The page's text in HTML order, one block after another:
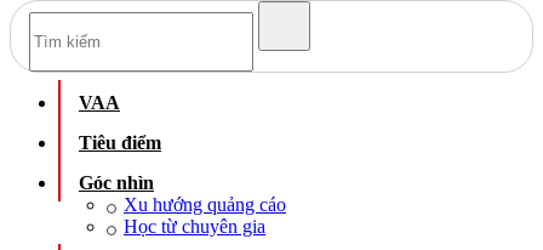
VAA
Tiêu điểm
Góc nhìn
Xu hướng quảng cáo
Học từ chuyên gia